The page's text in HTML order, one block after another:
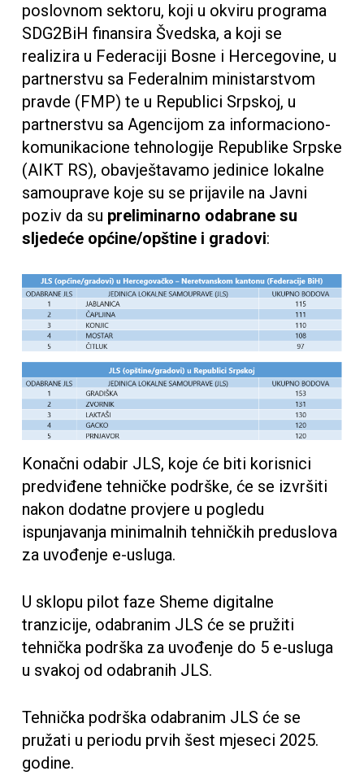
poslovnom sektoru, koji u okviru programa
SDG2BiH finansira Švedska, a koji se
realizira u Federaciji Bosne i Hercegovine, u
partnerstvu sa Federalnim ministarstvom
pravde (FMP) te u Republici Srpskoj, u
partnerstvu sa Agencijom za informaciono-
komunikacione tehnologije Republike Srpske
(AIKT RS), obavještavamo jedinice lokalne
samouprave koje su se prijavile na Javni
poziv da su preliminarno odabrane su
sljedeće općine/opštine i gradovi:
Konačni odabir JLS, koje će biti korisnici
predviđene tehničke podrške, će se izvršiti
nakon dodatne provjere u pogledu
ispunjavanja minimalnih tehničkih preduslova
za uvođenje e-usluga.
U sklopu pilot faze Sheme digitalne
tranzicije, odabranim JLS će se pružiti
tehnička podrška za uvođenje do 5 e-usluga
u svakoj od odabranih JLS.
Tehnička podrška odabranim JLS će se
pružati u periodu prvih šest mjeseci 2025.
godine.